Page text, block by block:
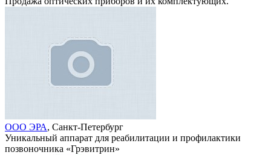
ООО ЭРА, Санкт-Петербург
Уникальный аппарат для реабилитации и профилактики
позвоночника «Грэвитрин»